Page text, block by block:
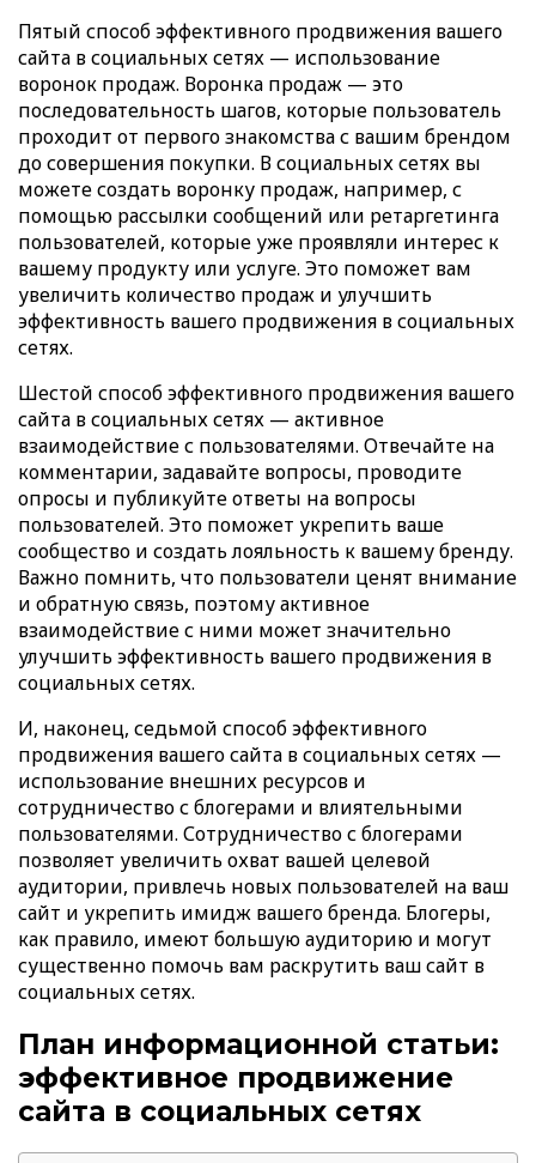
Пятый способ эффективного продвижения вашего
сайта в социальных сетях — использование
воронок продаж. Воронка продаж — это
последовательность шагов, которые пользователь
проходит от первого знакомства с вашим брендом
до совершения покупки. В социальных сетях вы
можете создать воронку продаж, например, с
помощью рассылки сообщений или ретаргетинга
пользователей, которые уже проявляли интерес к
вашему продукту или услуге. Это поможет вам
увеличить количество продаж и улучшить
эффективность вашего продвижения в социальных
сетях.
Шестой способ эффективного продвижения вашего
сайта в социальных сетях — активное
взаимодействие с пользователями. Отвечайте на
комментарии, задавайте вопросы, проводите
опросы и публикуйте ответы на вопросы
пользователей. Это поможет укрепить ваше
сообщество и создать лояльность к вашему бренду.
Важно помнить, что пользователи ценят внимание
и обратную связь, поэтому активное
взаимодействие с ними может значительно
улучшить эффективность вашего продвижения в
социальных сетях.
И, наконец, седьмой способ эффективного
продвижения вашего сайта в социальных сетях —
использование внешних ресурсов и
сотрудничество с блогерами и влиятельными
пользователями. Сотрудничество с блогерами
позволяет увеличить охват вашей целевой
аудитории, привлечь новых пользователей на ваш
сайт и укрепить имидж вашего бренда. Блогеры,
как правило, имеют большую аудиторию и могут
существенно помочь вам раскрутить ваш сайт в
социальных сетях.
План информационной статьи:
эффективное продвижение
сайта в социальных сетях